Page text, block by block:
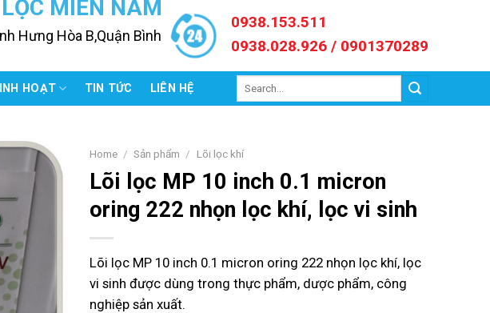
MIỀN NAM
Hưng Hòa B,Quận Bình
0938.153.511
0938.028.926 / 0901370289
HOẠT TIN TỨC LIÊN HỆ
Home / Sản phẩm / Lõi lọc khí
Lõi lọc MP 10 inch 0.1 micron
oring 222 nhọn lọc khí, lọc vi sinh
Lõi lọc MP 10 inch 0.1 micron oring 222 nhọn lọc khí, lọc
vi sinh được dùng trong thực phẩm, dược phẩm, công
nghiệp sản xuất.